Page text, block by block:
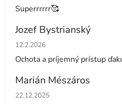
Superrrrrr🥰
Jozef Bystrianský
Hodnotenie obchodu je 5 z 5
12.2.2026
Ochota a príjemný prístup
Marián Mészáros
Hodnotenie obchodu je 5 z 5
22.12.2025